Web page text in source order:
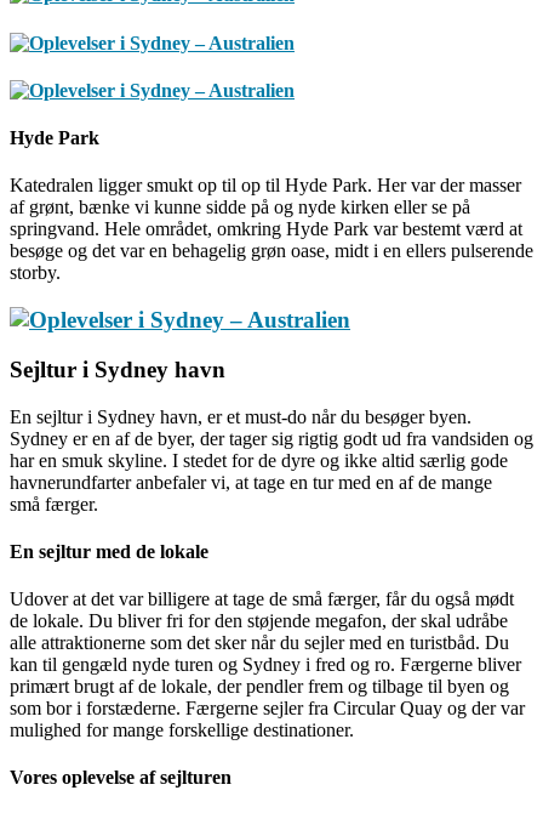
Hyde Park
Katedralen ligger smukt op til op til Hyde Park. Her var der masser
af grønt, bænke vi kunne sidde på og nyde kirken eller se på
springvand. Hele området, omkring Hyde Park var bestemt værd at
besøge og det var en behagelig grøn oase, midt i en ellers pulserende
storby.
Sejltur i Sydney havn
En sejltur i Sydney havn, er et must-do når du besøger byen.
Sydney er en af de byer, der tager sig rigtig godt ud fra vandsiden og
har en smuk skyline. I stedet for de dyre og ikke altid særlig gode
havnerundfarter anbefaler vi, at tage en tur med en af de mange
små færger.
En sejltur med de lokale
Udover at det var billigere at tage de små færger, får du også mødt
de lokale. Du bliver fri for den støjende megafon, der skal udråbe
alle attraktionerne som det sker når du sejler med en turistbåd. Du
kan til gengæld nyde turen og Sydney i fred og ro. Færgerne bliver
primært brugt af de lokale, der pendler frem og tilbage til byen og
som bor i forstæderne. Færgerne sejler fra Circular Quay og der var
mulighed for mange forskellige destinationer.
Vores oplevelse af sejlturen